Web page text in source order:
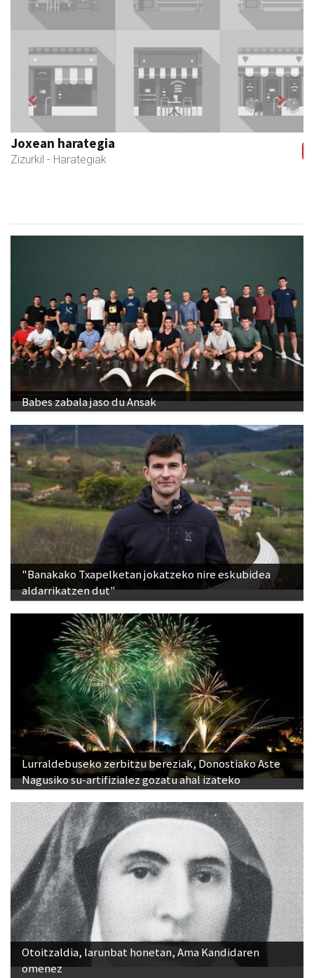
Joxean harategia
Zizurkil - Harategiak
Previous Next
Babes zabala jaso du Ansak
"Banakako Txapelketan jokatzeko nire eskubidea
aldarrikatzen dut"
Lurraldebuseko zerbitzu bereziak, Donostiako Aste
Nagusiko su-artifizialez gozatu ahal izateko
Otoitzaldia, larunbat honetan, Ama Kandidaren
omenez